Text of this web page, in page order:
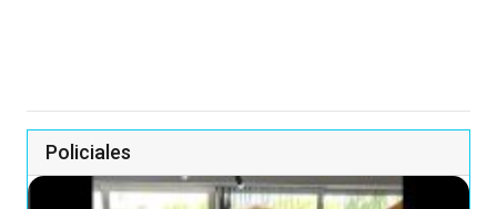
Policiales